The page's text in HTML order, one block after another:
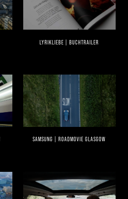
LYRIKLIEBE | BUCHTRAILER
SAMSUNG | ROADMOVIE GLASGOW